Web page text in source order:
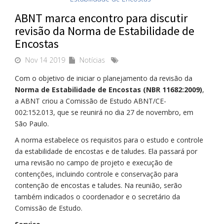
ABNT marca encontro para discutir
revisão da Norma de Estabilidade de
Encostas
Nov 14 2019
Notícias
Com o objetivo de iniciar o planejamento da revisão da
Norma de Estabilidade de Encostas (NBR 11682:2009),
a ABNT criou a Comissão de Estudo ABNT/CE-
002:152.013, que se reunirá no dia 27 de novembro, em
São Paulo.
A norma estabelece os requisitos para o estudo e controle
da estabilidade de encostas e de taludes. Ela passará por
uma revisão no campo de projeto e execução de
contenções, incluindo controle e conservação para
contenção de encostas e taludes. Na reunião, serão
também indicados o coordenador e o secretário da
Comissão de Estudo.